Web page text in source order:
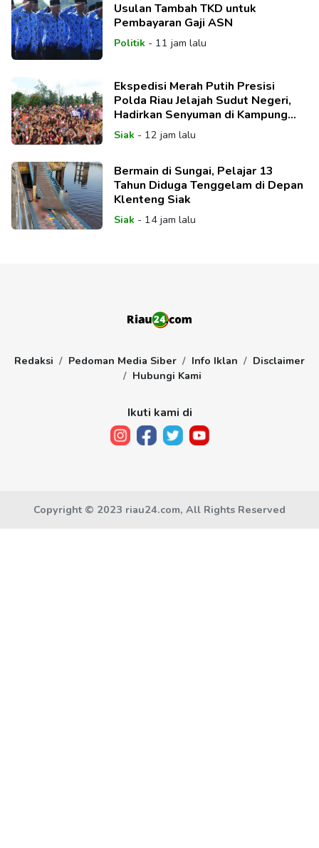
Usulan Tambah TKD untuk
Pembayaran Gaji ASN
Politik- 11 jam lalu
Ekspedisi Merah Putih Presisi
Polda Riau Jelajah Sudut Negeri,
Hadirkan Senyuman di Kampung
Teluk Lanus
Siak- 12 jam lalu
Bermain di Sungai, Pelajar 13
Tahun Diduga Tenggelam di Depan
Klenteng Siak
Siak- 14 jam lalu
Redaksi Pedoman Media Siber Info Iklan
Disclaimer
Hubungi Kami
Ikuti kami di
Copyright © 2023 riau24.com, All Rights Reserved